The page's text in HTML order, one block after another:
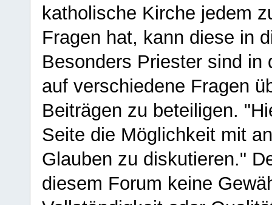
katholische Kirche jedem
Fragen hat, kann diese in
Besonders Priester sind in
auf verschiedene Fragen
Beiträgen zu beteiligen.
Seite die Möglichkeit mit
Glauben zu diskutieren."
diesem Forum keine